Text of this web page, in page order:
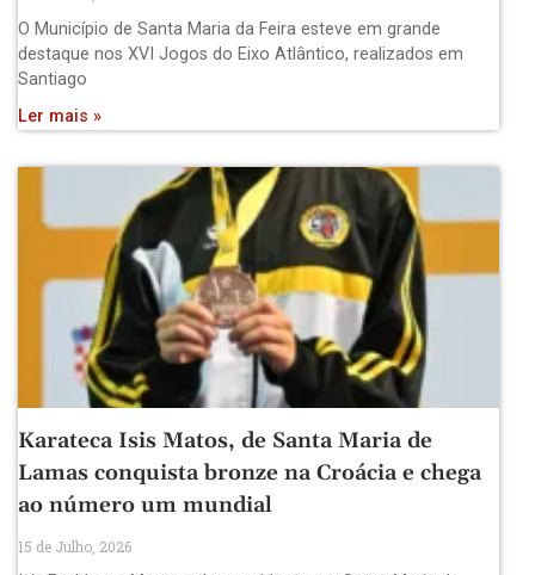
O Município de Santa Maria da Feira esteve em grande
destaque nos XVI Jogos do Eixo Atlântico, realizados em
Santiago
Ler mais »
Karateca Isis Matos, de Santa Maria de
Lamas conquista bronze na Croácia e chega
ao número um mundial
15 de Julho, 2026